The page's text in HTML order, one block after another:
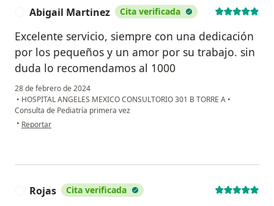
Abigail Martinez Cita verificada
Excelente servicio, siempre con una dedicación
por los pequeños y un amor por su trabajo. sin
duda lo recomendamos al 1000
28 de febrero de 2024
• HOSPITAL ANGELES MEXICO CONSULTORIO 301 B TORRE A •
Consulta de Pediatría primera vez
• en opinión del usuario Abigail Martinez
Reportar
Rojas Cita verificada